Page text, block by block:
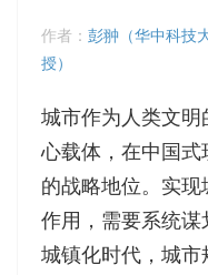
作者： 彭翀（华中科技
授）
城市作为人类文
心载体，在中国
的战略地位。实
作用，需要系统谋
城镇化时代，城